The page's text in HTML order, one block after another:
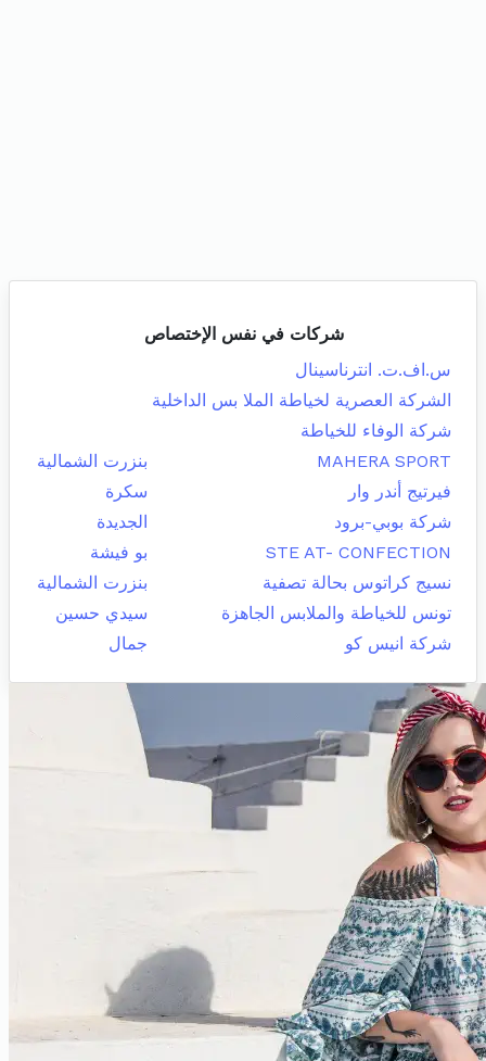
شركات في نفس الإختصاص
س.اف.ت. انترناسينال
الشركة العصرية لخياطة الملا بس الداخلية
شركة الوفاء للخياطة
MAHERA SPORT
بنزرت الشمالية
فيرتيج أندر وار
سكرة
شركة بوبي-برود
الجديدة
STE AT- CONFECTION
بو فيشة
نسيج كراتوس بحالة تصفية
بنزرت الشمالية
تونس للخياطة والملابس الجاهزة
سيدي حسين
شركة انيس كو
جمال